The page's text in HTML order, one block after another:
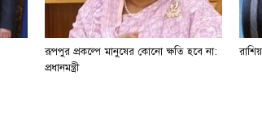
রূপপুর প্রকল্পে মানুষের কোনো ক্ষতি হবে না:
প্রধানমন্ত্রী